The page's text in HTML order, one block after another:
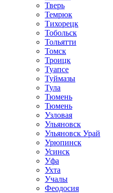
Тверь
Темрюк
Тихорецк
Тобольск
Тольятти
Томск
Троицк
Туапсе
Туймазы
Тула
Тюмень
Тюмень
Узловая
Ульяновск
Ульяновск Урай
Урюпинск
Усинск
Уфа
Ухта
Учалы
Феодосия